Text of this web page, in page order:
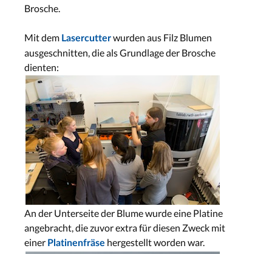
Brosche.
Mit dem Lasercutterwurden aus Filz Blumen
ausgeschnitten, die als Grundlage der Brosche
dienten:
An der Unterseite der Blume wurde eine Platine
angebracht, die zuvor extra für diesen Zweck mit
einer Platinenfräse hergestellt worden war.